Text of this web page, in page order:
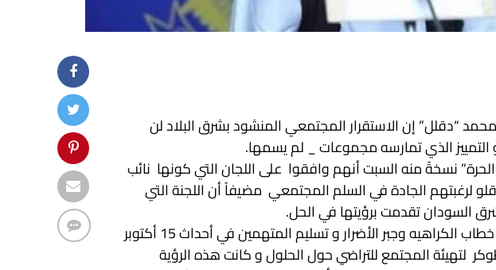
“دقلل” إن الاستقرار المجتمعي المنشود بشرق البلاد لن
الذي تمارسه مجموعات _ لم يسمها.
نسخةً منه السبت أنهم وافقوا على اللجان التي كونها نائب
لرغبتهم الجادة في السلم المجتمعي مضيفاً أن اللجنة التي
السودان تقدمت برؤيتها في الحل.
و أضاف ” و التي تمثلت في الأعتذار عن خطاب الكراهيه وجبر الأضرار و تسليم المتهمين في أحداث 15 أكتوبر
لتهيئة المجتمع للتراضي حول الحلول و كانت هذه الرؤية